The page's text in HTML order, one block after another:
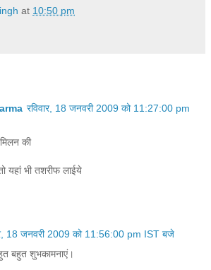
at 10:50 pm
रविवार, 18 जनवरी 2009 को 11:27:00 pm
की
यहां भी तशरीफ लाईये
18 जनवरी 2009 को 11:56:00 pm IST बजे
बहुत शुभकामनाएं।